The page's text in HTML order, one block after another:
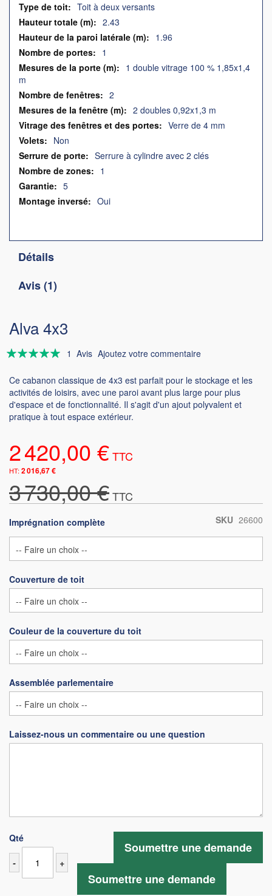
Alva 4x3
Évaluation:
1 Avis Ajoutez votre commentaire
Ce cabanon classique de 4x3 est parfait pour le stockage et les
activités de loisirs, avec une paroi avant plus large pour plus
d'espace et de fonctionnalité. Il s'agit d'un ajout polyvalent et
pratique à tout espace extérieur.
2 420,00 €
2 016,67 €
3 730,00 €
SKU 26600
Imprégnation complète
Couverture de toit
Couleur de la couverture du toit
Assemblée parlementaire
Laissez-nous un commentaire ou une question
Qté
- +
Soumettre une demande
Soumettre une demande
Toit à deux versants
2.43
1.96
1
1 double vitrage 100 % 1,85x1,4
m
2
2 doubles 0,92x1,3 m
Verre de 4 mm
Non
Serrure à cylindre avec 2 clés
1
5
Oui
Détails
Avis 1